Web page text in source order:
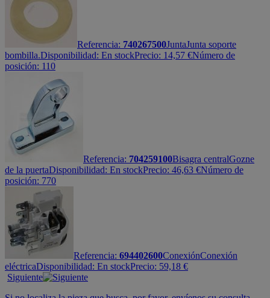
Referencia: 740267500JuntaJunta soporte
bombilla.Disponibilidad: En stockPrecio: 14,57 €Número de
posición: 110
Referencia: 704259100Bisagra centralGozne
de la puertaDisponibilidad: En stockPrecio: 46,63 €Número de
posición: 770
Referencia: 694402600ConexiónConexión
eléctricaDisponibilidad: En stockPrecio: 59,18 €
Siguiente